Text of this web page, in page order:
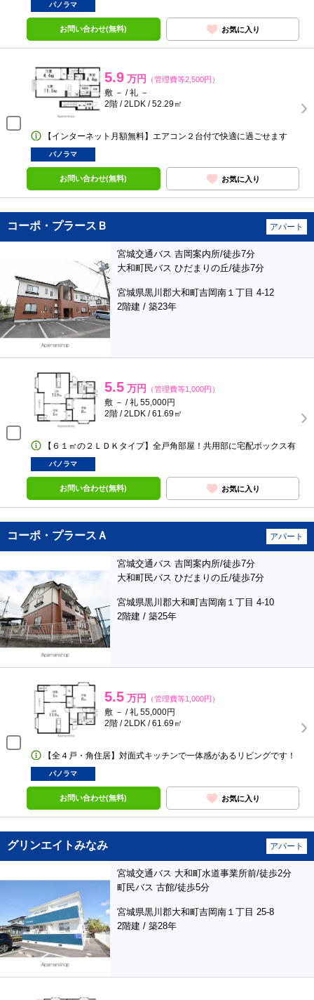
パノラマ
お問い合わせ(無料) お気に入り
5.9 万円 （管理費等2,500円）
敷 － / 礼 －
2階 / 2LDK / 52.29㎡
【インターネット月額無料】エアコン２台付で快適に過ごせます
パノラマ
お問い合わせ(無料) お気に入り
コーポ・プラースＢ アパート
宮城交通バス 吉岡案内所/徒歩7分
大和町民バス ひだまりの丘/徒歩7分
宮城県黒川郡大和町吉岡南１丁目 4-12
2階建 / 築23年
5.5 万円 （管理費等1,000円）
敷 － / 礼 55,000円
2階 / 2LDK / 61.69㎡
【６１㎡の２ＬＤＫタイプ】全戸角部屋！共用部に宅配ボックス有
パノラマ
お問い合わせ(無料) お気に入り
コーポ・プラースＡ アパート
宮城交通バス 吉岡案内所/徒歩7分
大和町民バス ひだまりの丘/徒歩7分
宮城県黒川郡大和町吉岡南１丁目 4-10
2階建 / 築25年
5.5 万円 （管理費等1,000円）
敷 － / 礼 55,000円
2階 / 2LDK / 61.69㎡
【全４戸・角住居】対面式キッチンで一体感があるリビングです！
パノラマ
お問い合わせ(無料) お気に入り
グリンエイトみなみ アパート
宮城交通バス 大和町水道事業所前/徒歩2分
町民バス 古館/徒歩5分
宮城県黒川郡大和町吉岡南１丁目 25-8
2階建 / 築28年